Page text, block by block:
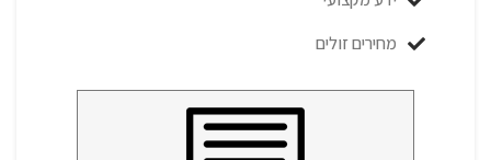
מחירים זולים